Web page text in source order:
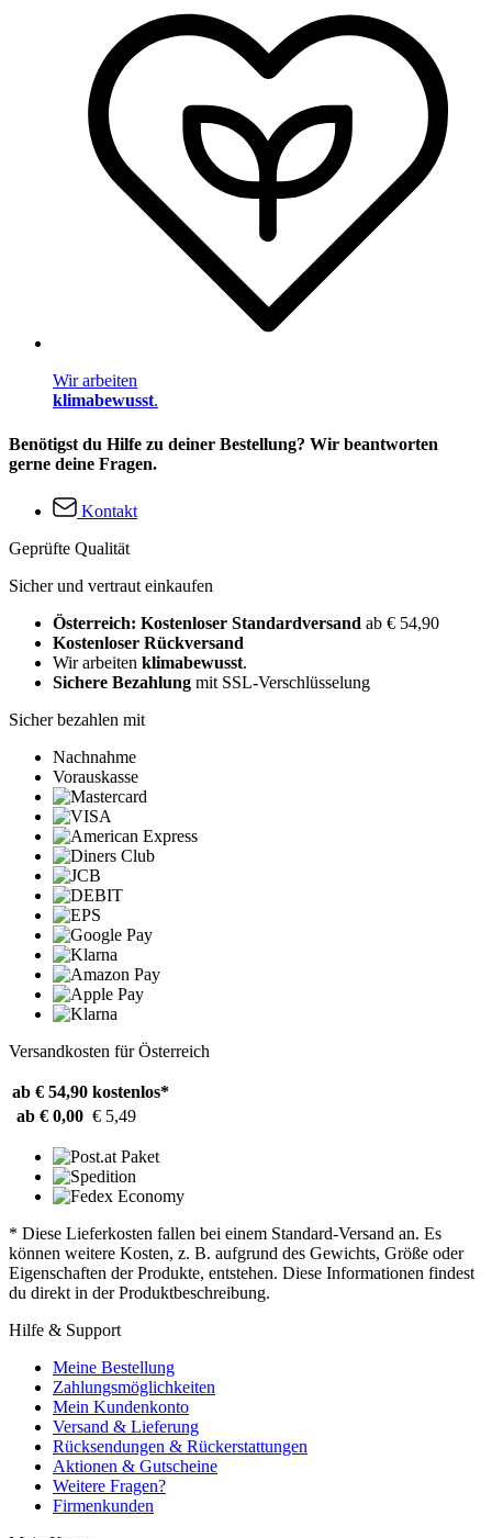
Wir arbeiten
klimabewusst.
Benötigst du Hilfe zu deiner Bestellung? Wir beantworten
gerne deine Fragen.
Kontakt
Geprüfte Qualität
Sicher und vertraut einkaufen
Österreich: Kostenloser Standardversand ab € 54,90
Kostenloser Rückversand
Wir arbeiten klimabewusst.
Sichere Bezahlung mit SSL-Verschlüsselung
Sicher bezahlen mit
Nachnahme
Vorauskasse
Versandkosten für Österreich
ab € 54,90 kostenlos*
ab € 0,00 € 5,49
* Diese Lieferkosten fallen bei einem Standard-Versand an. Es
können weitere Kosten, z. B. aufgrund des Gewichts, Größe oder
Eigenschaften der Produkte, entstehen. Diese Informationen findest
du direkt in der Produktbeschreibung.
Hilfe & Support
Meine Bestellung
Zahlungsmöglichkeiten
Mein Kundenkonto
Versand & Lieferung
Rücksendungen & Rückerstattungen
Aktionen & Gutscheine
Weitere Fragen?
Firmenkunden